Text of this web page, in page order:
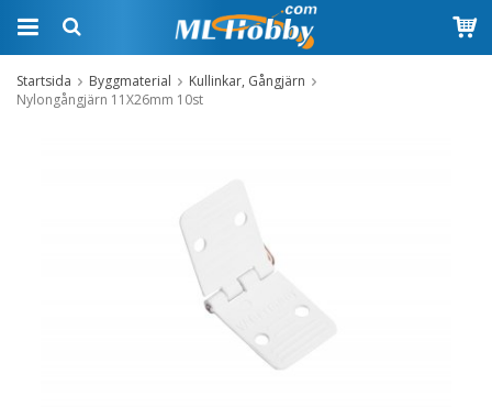
Startsida Byggmaterial
Kullinkar, Gångjärn
Nylongångjärn 11X26mm 10st